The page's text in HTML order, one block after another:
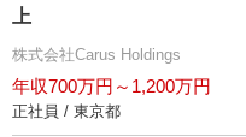
上
株式会社Carus Holdings
年収700万円～1,200万円
正社員 / 東京都